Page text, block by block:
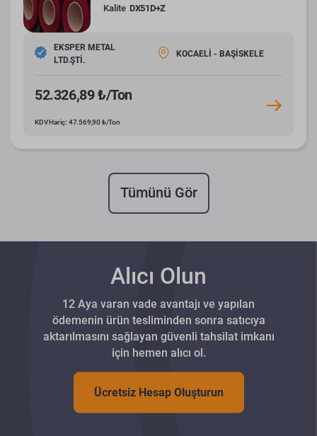
Kalite DX51D+Z
EKSPER METAL
LTD.ŞTİ.
KOCAELİ - BAŞİSKELE
52.326,89 ₺/Ton
KDV Hariç: 47.569,90 ₺/Ton
Tümünü Gör
Alıcı Olun
12 Aya varan vade avantajı ve yapılan
ödemenin ürün tesliminden sonra satıcıya
aktarılmasını sağlayan güvenli tahsilat imkanı
için hemen alıcı ol.
Ücretsiz Hesap Oluşturun